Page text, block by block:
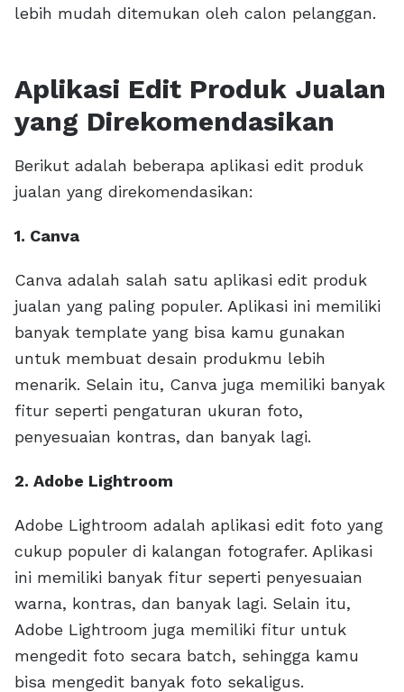
lebih mudah ditemukan oleh calon pelanggan.
Aplikasi Edit Produk Jualan
yang Direkomendasikan
Berikut adalah beberapa aplikasi edit produk
jualan yang direkomendasikan:
1. Canva
Canva adalah salah satu aplikasi edit produk
jualan yang paling populer. Aplikasi ini memiliki
banyak template yang bisa kamu gunakan
untuk membuat desain produkmu lebih
menarik. Selain itu, Canva juga memiliki banyak
fitur seperti pengaturan ukuran foto,
penyesuaian kontras, dan banyak lagi.
2. Adobe Lightroom
Adobe Lightroom adalah aplikasi edit foto yang
cukup populer di kalangan fotografer. Aplikasi
ini memiliki banyak fitur seperti penyesuaian
warna, kontras, dan banyak lagi. Selain itu,
Adobe Lightroom juga memiliki fitur untuk
mengedit foto secara batch, sehingga kamu
bisa mengedit banyak foto sekaligus.